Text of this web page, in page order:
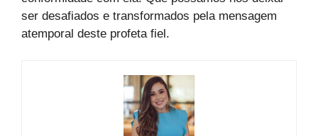
ser desafiados e transformados pela mensagem
atemporal deste profeta fiel.